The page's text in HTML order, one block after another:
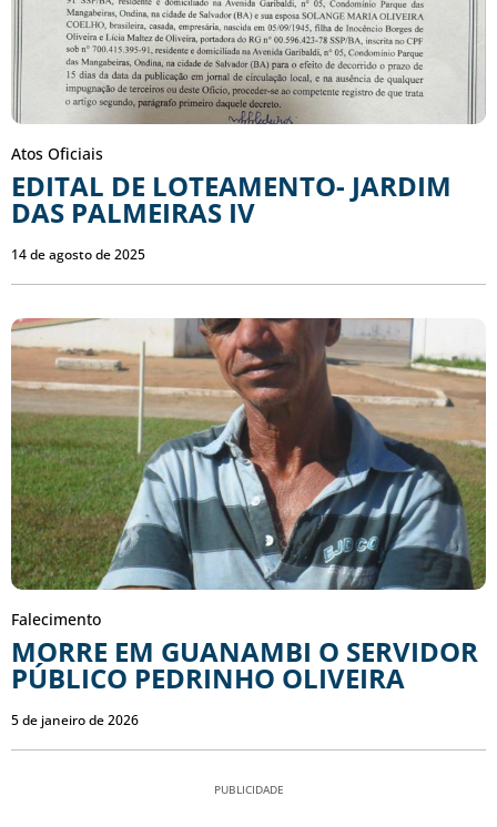
Atos Oficiais
EDITAL DE LOTEAMENTO- JARDIM
DAS PALMEIRAS IV
14 de agosto de 2025
Falecimento
MORRE EM GUANAMBI O SERVIDOR
PÚBLICO PEDRINHO OLIVEIRA
5 de janeiro de 2026
PUBLICIDADE